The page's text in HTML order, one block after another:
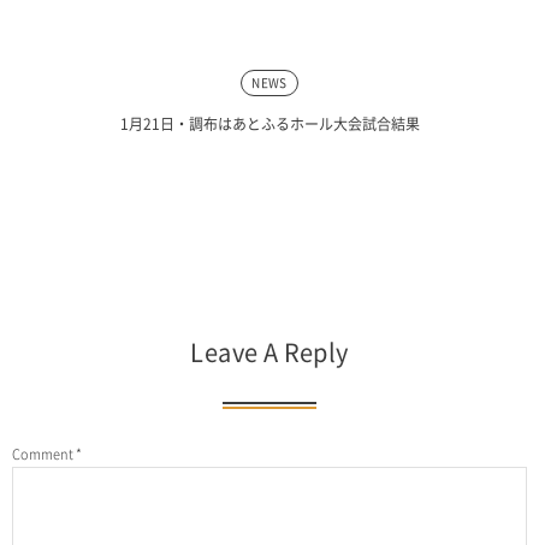
NEWS
1月21日・調布はあとふるホール大会試合結果
Leave A Reply
Comment*